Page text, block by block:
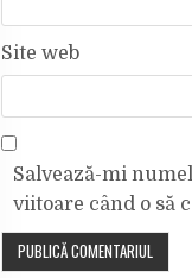
Site web
Salvează-mi
viitoare când o să